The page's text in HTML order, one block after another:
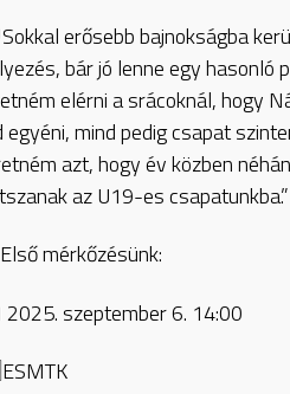
Sokkal erősebb bajnokságba
bár jó lenne egy hasonló
elérni a srácoknál, hogy
egyéni, mind pedig csapat
azt, hogy év közben
az U19-es csapatunkba.”
Első mérkőzésünk:
2025. szeptember 6. 14:00
ESMTK